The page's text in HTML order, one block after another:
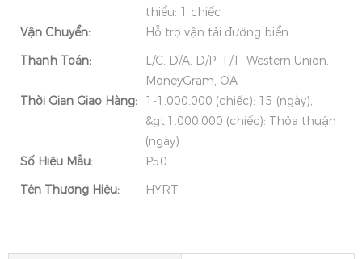
thiểu: 1 chiếc
Vận Chuyển:
Hỗ trợ vận tải đường biển
Thanh Toán:
L/C, D/A, D/P, T/T, Western Union,
MoneyGram, OA
Thời Gian Giao Hàng:
1-1.000.000 (chiếc): 15 (ngày),
&gt;1.000.000 (chiếc): Thỏa thuận
(ngày)
Số Hiệu Mẫu:
P50
Tên Thương Hiệu:
HYRT